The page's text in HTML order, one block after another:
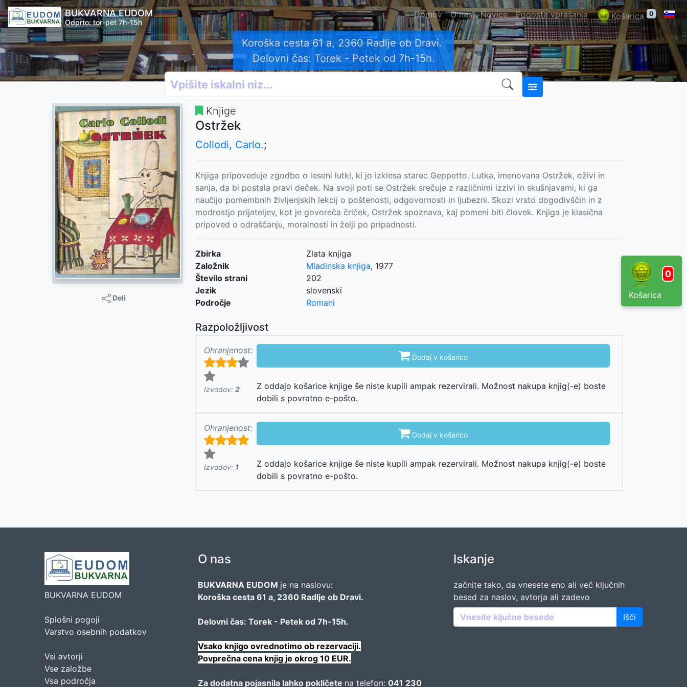
BUKVARNA EUDOM
Odprto: tor-pet 7h-15h
Domov O nas Novice Pogosta vprašanja Košarica 0
Koroška cesta 61 a, 2360 Radlje ob Dravi.
Delovni čas: Torek - Petek od 7h-15h.
0
Košarica
Deli
Knjige
Ostržek
Collodi, Carlo.;
Knjiga pripoveduje zgodbo o leseni lutki, ki jo izklesa starec Geppetto. Lutka, imenovana Ostržek, oživi in
sanja, da bi postala pravi deček. Na svoji poti se Ostržek srečuje z različnimi izzivi in skušnjavami, ki ga
naučijo pomembnih življenjskih lekcij o poštenosti, odgovornosti in ljubezni. Skozi vrsto dogodivščin in z
modrostjo prijateljev, kot je govoreča čriček, Ostržek spoznava, kaj pomeni biti človek. Knjiga je klasična
pripoved o odraščanju, moralnosti in želji po pripadnosti.
Zbirka
Zlata knjiga
Založnik
Mladinska knjiga, 1977
Število strani
202
Jezik
slovenski
Področje
Romani
Razpoložljivost
Ohranjenost:
Izvodov: 2
 Dodaj v košarico
Z oddajo košarice knjige še niste kupili ampak rezervirali. Možnost nakupa knjig(-e) boste
dobili s povratno e-pošto.
Ohranjenost:
Izvodov: 1
 Dodaj v košarico
Z oddajo košarice knjige še niste kupili ampak rezervirali. Možnost nakupa knjig(-e) boste
dobili s povratno e-pošto.
BUKVARNA EUDOM
Splošni pogoji
Varstvo osebnih podatkov
Vsi avtorji
Vse založbe
Vsa področja
O nas
BUKVARNA EUDOM je na naslovu:
Koroška cesta 61 a, 2360 Radlje ob Dravi.
Delovni čas: Torek - Petek od 7h-15h.
Vsako knjigo ovrednotimo ob rezervaciji.
Povprečna cena knjig je okrog 10 EUR.
Za dodatna pojasnila lahko pokličete na telefon: 041 230
Iskanje
začnite tako, da vnesete eno ali več ključnih
besed za naslov, avtorja ali zadevo
Išči